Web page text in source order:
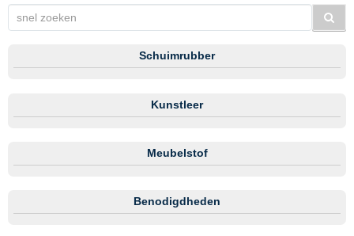
Schuimrubber
Kunstleer
Meubelstof
Benodigdheden